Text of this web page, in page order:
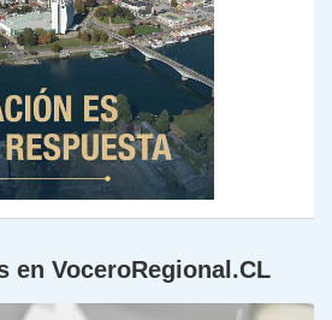
en VoceroRegional.CL